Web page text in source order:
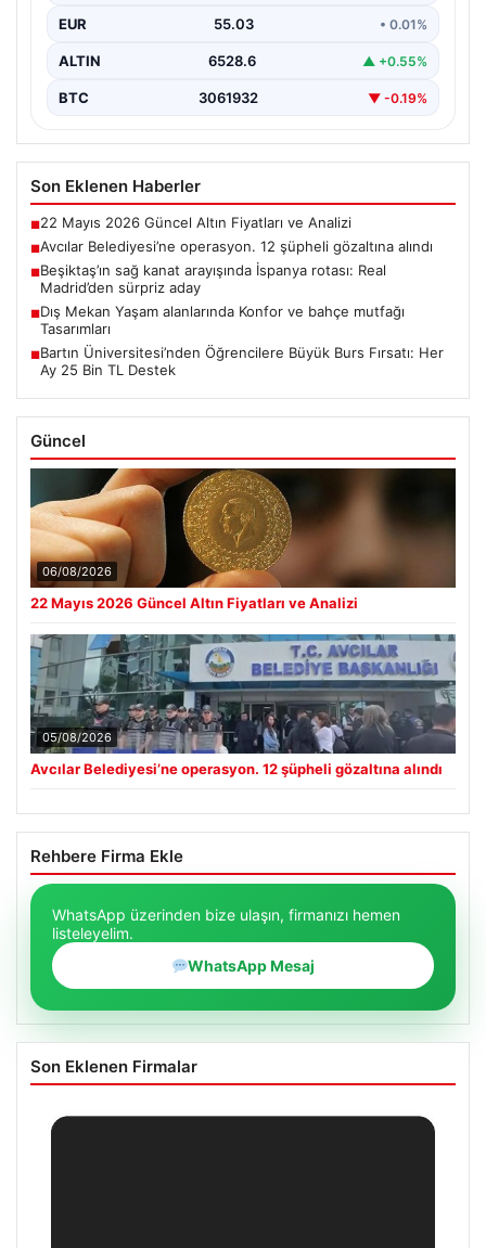
EUR 55.03 • 0.01%
ALTIN 6528.6 ▲ +0.55%
BTC 3061932 ▼ -0.19%
Son Eklenen Haberler
■22 Mayıs 2026 Güncel Altın Fiyatları ve Analizi
■Avcılar Belediyesi’ne operasyon. 12 şüpheli gözaltına alındı
■Beşiktaş’ın sağ kanat arayışında İspanya rotası: Real
Madrid’den sürpriz aday
■Dış Mekan Yaşam alanlarında Konfor ve bahçe mutfağı
Tasarımları
■Bartın Üniversitesi’nden Öğrencilere Büyük Burs Fırsatı: Her
Ay 25 Bin TL Destek
Güncel
06/08/2026
22 Mayıs 2026 Güncel Altın Fiyatları ve Analizi
05/08/2026
Avcılar Belediyesi’ne operasyon. 12 şüpheli gözaltına alındı
Rehbere Firma Ekle
WhatsApp üzerinden bize ulaşın, firmanızı hemen
listeleyelim.
WhatsApp Mesaj
Son Eklenen Firmalar